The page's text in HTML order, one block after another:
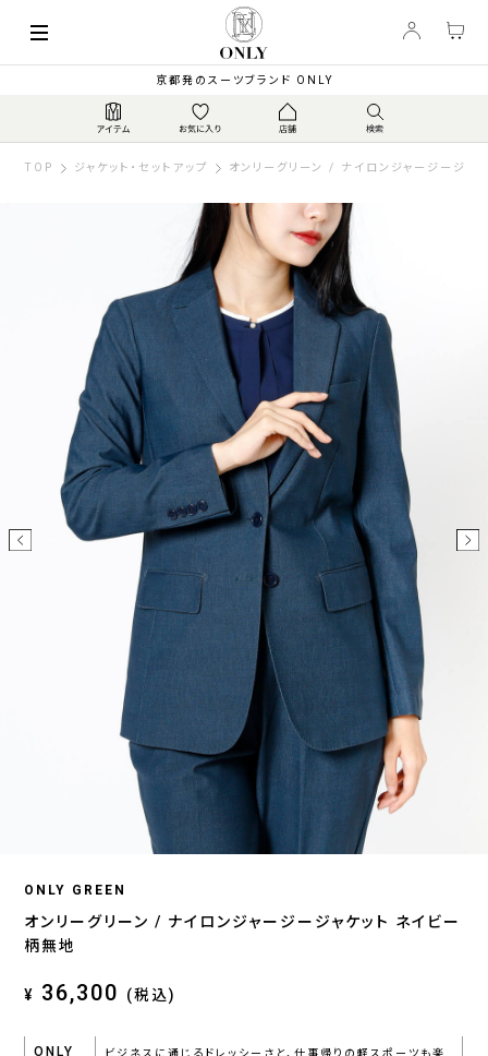
京都発のスーツブランド ONLY
TOP ジャケット・セットアップ オンリーグリーン / ナイロンジャージージャ
ONLY GREEN
オンリーグリーン / ナイロンジャージージャケット ネイビー
柄無地
¥ 36,300 (税込)
ONLY